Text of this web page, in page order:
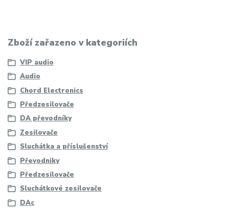
Zboží zařazeno v kategoriích
VIP audio
Audio
Chord Electronics
Předzesilovače
DA převodníky
Zesilovače
Sluchátka a příslušenství
Převodniky
Předzesilovače
Sluchátkové zesilovače
DAc